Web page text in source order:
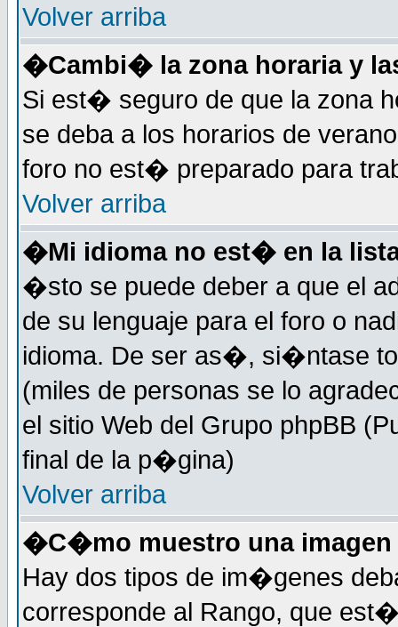
Volver arriba
�Cambi� la zona horaria y
Si est� seguro de que la zona
se deba a los horarios de
foro no est� preparado para
Volver arriba
�Mi idioma no est� en la
�sto se puede deber a que el
de su lenguaje para el foro o
idioma. De ser as�, si�ntase
(miles de personas se lo
el sitio Web del Grupo phpBB
final de la p�gina)
Volver arriba
�C�mo muestro una imagen
Hay dos tipos de im�genes
corresponde al Rango, que